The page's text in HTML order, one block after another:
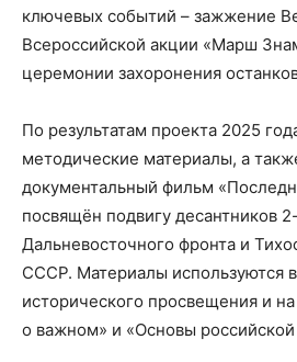
ключевых событий – зажжение
Всероссийской акции «Марш
церемонии захоронения
По результатам проекта 2025
методические материалы, а
документальный фильм
посвящён подвигу десантников
Дальневосточного фронта и
СССР. Материалы используются
исторического просвещения и на
о важном» и «Основы российской